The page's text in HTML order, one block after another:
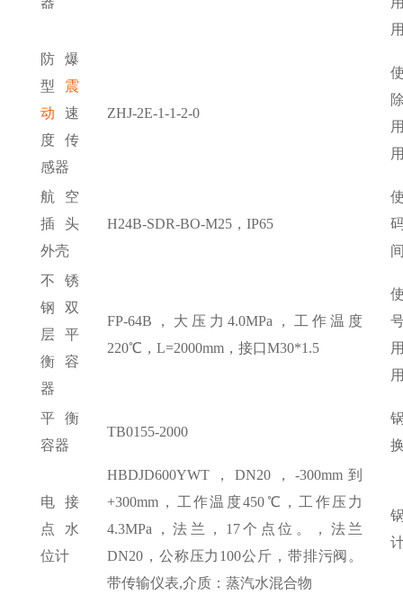
防爆
型 震
动速
度传
感器
ZHJ-2E-1-1-2-0
航空
插头
外壳
H24B-SDR-BO-M25，IP65
不锈
钢双
层平
衡容
器
FP-64B，大压力4.0MPa，工作温度
220℃，L=2000mm，接口M30*1.5
平衡
容器
TB0155-2000
电接
点水
位计
HBDJD600YWT，DN20，-300mm到
+300mm，工作温度450℃，工作压力
4.3MPa，法兰，17个点位。，法兰
DN20，公称压力100公斤，带排污阀。
带传输仪表,介质：蒸汽水混合物